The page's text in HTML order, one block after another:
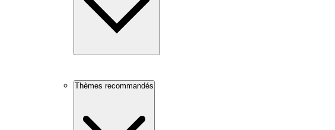
Thèmes recommandés